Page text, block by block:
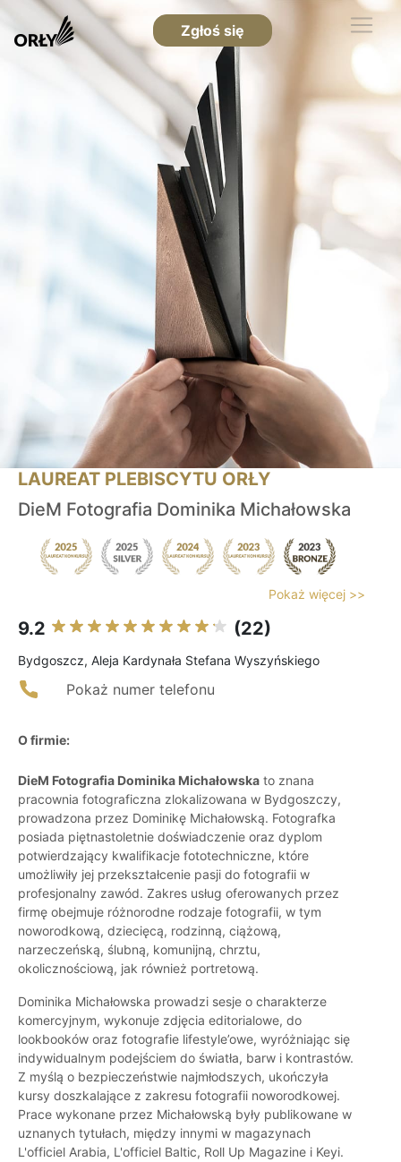
Zgłoś się
LAUREAT PLEBISCYTU ORŁY
DieM Fotografia Dominika Michałowska
Pokaż więcej >>
9.2 (22)
Bydgoszcz, Aleja Kardynała Stefana Wyszyńskiego
Pokaż numer telefonu
O firmie:
DieM Fotografia Dominika Michałowska to znana
pracownia fotograficzna zlokalizowana w Bydgoszczy,
prowadzona przez Dominikę Michałowską. Fotografka
posiada piętnastoletnie doświadczenie oraz dyplom
potwierdzający kwalifikacje fototechniczne, które
umożliwiły jej przekształcenie pasji do fotografii w
profesjonalny zawód. Zakres usług oferowanych przez
firmę obejmuje różnorodne rodzaje fotografii, w tym
noworodkową, dziecięcą, rodzinną, ciążową,
narzeczeńską, ślubną, komunijną, chrztu,
okolicznościową, jak również portretową.
Dominika Michałowska prowadzi sesje o charakterze
komercyjnym, wykonuje zdjęcia editorialowe, do
lookbooków oraz fotografie lifestyle’owe, wyróżniając się
indywidualnym podejściem do światła, barw i kontrastów.
Z myślą o bezpieczeństwie najmłodszych, ukończyła
kursy doszkalające z zakresu fotografii noworodkowej.
Prace wykonane przez Michałowską były publikowane w
uznanych tytułach, między innymi w magazynach
L'officiel Arabia, L'officiel Baltic, Roll Up Magazine i Keyi.